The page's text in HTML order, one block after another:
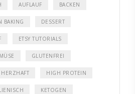
AUFLAUF BACKEN
BAKING DESSERT
ETSY TUTORIALS
GLUTENFREI
HERZHAFT HIGH PROTEIN
KETOGEN